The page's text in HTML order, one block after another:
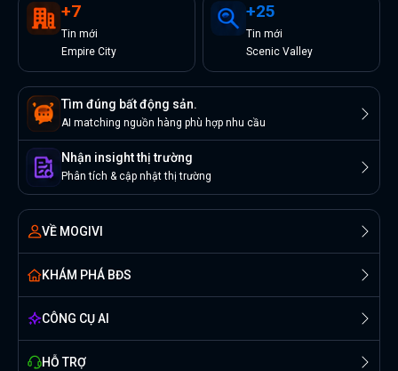
+7
Tin mới
Empire City
+25
Tin mới
Scenic Valley
Tìm đúng bất động sản.
AI matching nguồn hàng phù hợp nhu cầu
Nhận insight thị trường
Phân tích & cập nhật thị trường
VỀ MOGIVI
KHÁM PHÁ BĐS
CÔNG CỤ AI
HỖ TRỢ